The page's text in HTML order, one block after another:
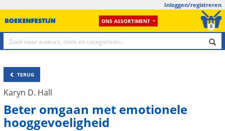
Inloggen/registreren
ONS ASSORTIMENT
0
TERUG
Karyn D. Hall
Beter omgaan met emotionele
hooggevoeligheid